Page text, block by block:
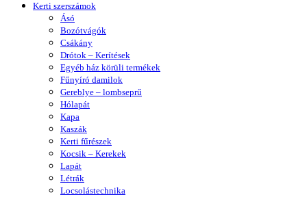
Kerti szerszámok
Ásó
Bozótvágók
Csákány
Drótok – Kerítések
Egyéb ház körüli termékek
Fűnyíró damilok
Gereblye – lombseprű
Hólapát
Kapa
Kaszák
Kerti fűrészek
Kocsik – Kerekek
Lapát
Létrák
Locsolástechnika